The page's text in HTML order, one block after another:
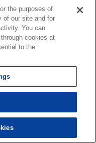
を見る
the purposes of
of our site and for
You can
cookies at
to the